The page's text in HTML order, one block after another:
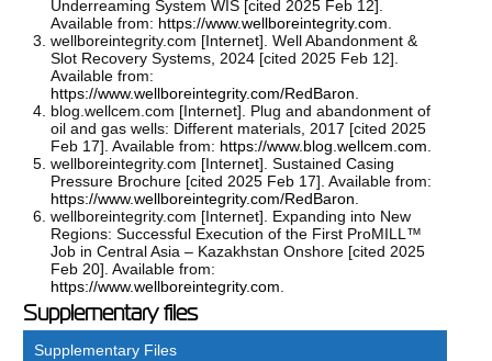
Underreaming System WIS [cited 2025 Feb 12].
Available from: https://www.wellboreintegrity.com.
wellboreintegrity.com [Internet]. Well Abandonment &
Slot Recovery Systems, 2024 [cited 2025 Feb 12].
Available from:
https://www.wellboreintegrity.com/RedBaron.
blog.wellcem.com [Internet]. Plug and abandonment of
oil and gas wells: Different materials, 2017 [cited 2025
Feb 17]. Available from: https://www.blog.wellcem.com.
wellboreintegrity.com [Internet]. Sustained Casing
Pressure Brochure [cited 2025 Feb 17]. Available from:
https://www.wellboreintegrity.com/RedBaron.
wellboreintegrity.com [Internet]. Expanding into New
Regions: Successful Execution of the First ProMILL™
Job in Central Asia – Kazakhstan Onshore [cited 2025
Feb 20]. Available from:
https://www.wellboreintegrity.com.
Supplementary files
Supplementary Files